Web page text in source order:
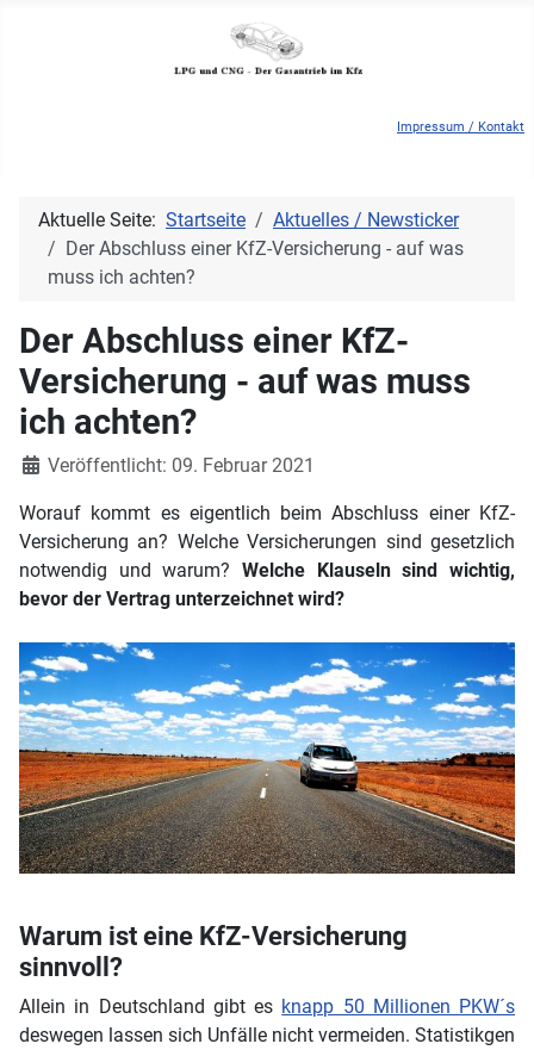
Impressum / Kontakt
Aktuelle Seite: Startseite
Aktuelles / Newsticker
Der Abschluss einer KfZ-Versicherung - auf was
muss ich achten?
Der Abschluss einer KfZ-
Versicherung - auf was muss
ich achten?
DetailsVeröffentlicht: 09. Februar 2021
Worauf kommt es eigentlich beim Abschluss einer KfZ-
Versicherung an? Welche Versicherungen sind gesetzlich
notwendig und warum? Welche Klauseln sind wichtig,
bevor der Vertrag unterzeichnet wird?
Warum ist eine KfZ-Versicherung
sinnvoll?
Allein in Deutschland gibt es knapp 50 Millionen PKW´s
deswegen lassen sich Unfälle nicht vermeiden. Statistikgen